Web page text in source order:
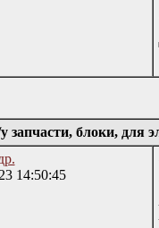
запчасти, блоки, для
14:50:45